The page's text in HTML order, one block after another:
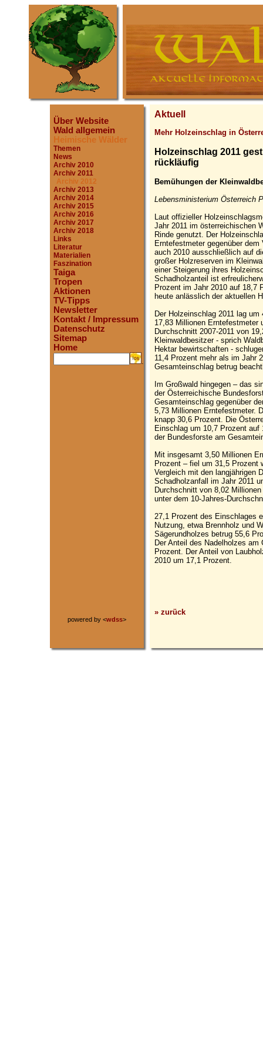
Über Website
Wald allgemein
Heimische Wälder
Themen
News
Archiv 2010
Archiv 2011
Archiv 2012
Archiv 2013
Archiv 2014
Archiv 2015
Archiv 2016
Archiv 2017
Archiv 2018
Links
Literatur
Materialien
Faszination
Taiga
Tropen
Aktionen
TV-Tipps
Newsletter
Kontakt / Impressum
Datenschutz
Sitemap
Home
.
powered by <wdss>
Aktuell
Mehr Holzeinschlag in
Holzeinschlag 2011
rückläufig
Bemühungen der
Lebensministerium Österreich
Laut offizieller
Jahr 2011 im österreichischen
Rinde genutzt. Der
Erntefestmeter gegenüber
auch 2010 ausschließlich auf
großer Holzreserven im
einer Steigerung ihres
Schadholzanteil ist
Prozent im Jahr 2010 auf 18,7
heute anlässlich der aktuellen
Der Holzeinschlag 2011 lag
17,83 Millionen Erntefestmeter
Durchschnitt 2007-2011 von
Kleinwaldbesitzer - sprich
Hektar bewirtschaften -
11,4 Prozent mehr als im Jahr
Gesamteinschlag betrug
Im Großwald hingegen – das
der Österreichische
Gesamteinschlag gegenüber
5,73 Millionen Erntefestmeter.
knapp 30,6 Prozent. Die
Einschlag um 10,7 Prozent auf
der Bundesforste am
Mit insgesamt 3,50 Millionen
Prozent – fiel um 31,5 Prozent
Vergleich mit den langjährigen
Schadholzanfall im Jahr 2011
Durchschnitt von 8,02
unter dem 10-Jahres-
27,1 Prozent des Einschlages
Nutzung, etwa Brennholz und
Sägerundholzes betrug 55,6
Der Anteil des Nadelholzes am
Prozent. Der Anteil von
2010 um 17,1 Prozent.
» zurück